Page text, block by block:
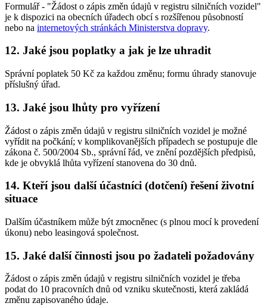
Formulář - "Žádost o zápis změn údajů v registru silničních vozidel"
je k dispozici na obecních úřadech obcí s rozšířenou působností
nebo na internetových stránkách Ministerstva dopravy.
12. Jaké jsou poplatky a jak je lze uhradit
Správní poplatek 50 Kč za každou změnu; formu úhrady stanovuje
příslušný úřad.
13. Jaké jsou lhůty pro vyřízení
Žádost o zápis změn údajů v registru silničních vozidel je možné
vyřídit na počkání; v komplikovanějších případech se postupuje dle
zákona č. 500/2004 Sb., správní řád, ve znění pozdějších předpisů,
kde je obvyklá lhůta vyřízení stanovena do 30 dnů.
14. Kteří jsou další účastníci (dotčení) řešení životní
situace
Dalším účastníkem může být zmocněnec (s plnou mocí k provedení
úkonu) nebo leasingová společnost.
15. Jaké další činnosti jsou po žadateli požadovány
Žádost o zápis změn údajů v registru silničních vozidel je třeba
podat do 10 pracovních dnů od vzniku skutečnosti, která zakládá
změnu zapisovaného údaje.